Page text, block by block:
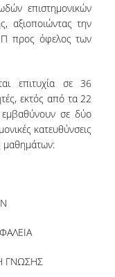
επιστημονικών
αξιοποιώντας την
προς όφελος των
επιτυχία σε 36
εκτός από τα 22
εμβαθύνουν σε δύο
κατευθύνσεις
μαθημάτων:
ΓΝΩΣΗΣ